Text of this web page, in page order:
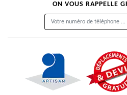
ON VOUS RAPPELLE